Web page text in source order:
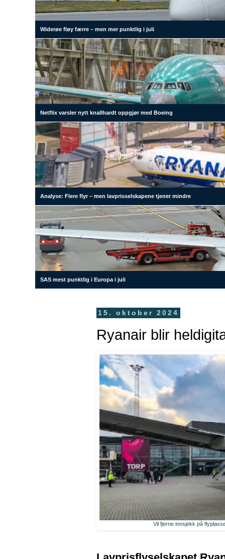
Widerøe fløy færre – men mer punktlig i juli
Netflix varsler nytt knallhardt oppgjør med Boeing
Analyse: Flere flyr – men lavprisselskapene tjener mindre
SAS mest punktlig i Europa i juli
15. oktober 2024
Ryanair blir
Vil fjerne innsjekk på